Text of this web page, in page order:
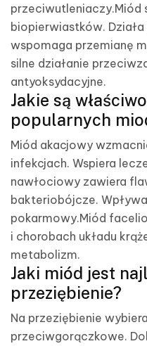
przeciwutleniaczy.Miód
biopierwiastków.
wspomaga przemianę
silne działanie
antyoksydacyjne.
Jakie są
popularnych
Miód akacjowy
infekcjach. Wspiera
nawłociowy zawiera
bakteriobójcze.
pokarmowy.Miód
i chorobach układu
metabolizm.
Jaki miód jest
przeziębienie?
Na przeziębienie
przeciwgorączkowe.